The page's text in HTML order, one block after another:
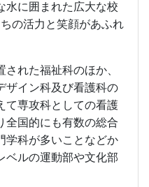
水に囲まれた広大な校
の活力と笑顔があふれ
れた福祉科のほか、
ザイン科及び看護科の
て専攻科としての看護
全国的にも有数の総合
学科が多いことなどか
ベルの運動部や文化部